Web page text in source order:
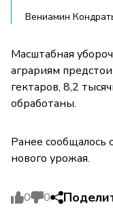
Вениамин
Масштабная
аграриям
гектаров, 8,2
обработаны.
Ранее сообщалось
нового урожая.
0 0